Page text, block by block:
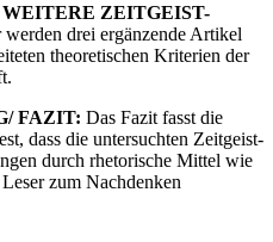
ZEITGEIST-
werden drei ergänzende Artikel
theoretischen Kriterien der
FAZIT: Das Fazit fasst die
dass die untersuchten Zeitgeist-
durch rhetorische Mittel wie
zum Nachdenken